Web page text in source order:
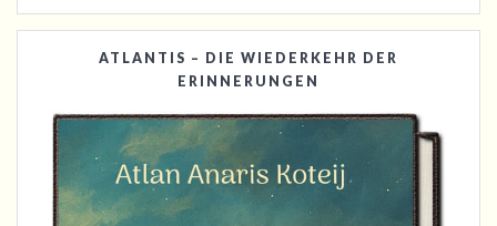
ATLANTIS – DIE WIEDERKEHR DER
ERINNERUNGEN